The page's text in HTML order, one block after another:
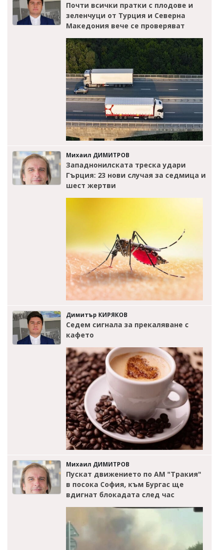
Почти всички пратки с плодове и
зеленчуци от Турция и Северна
Македония вече се проверяват
Михаил ДИМИТРОВ
Западнонилската треска удари
Гърция: 23 нови случая за седмица и
шест жертви
Димитър КИРЯКОВ
Седем сигнала за прекаляване с
кафето
Михаил ДИМИТРОВ
Пускат движението по АМ "Тракия"
в посока София, към Бургас ще
вдигнат блокадата след час